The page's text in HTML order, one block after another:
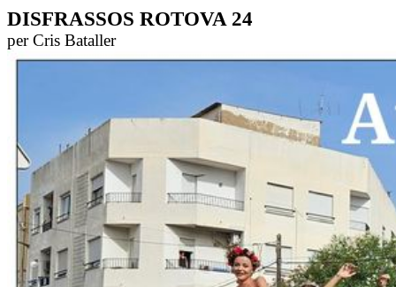
DISFRASSOS ROTOVA 24
per Cris Bataller